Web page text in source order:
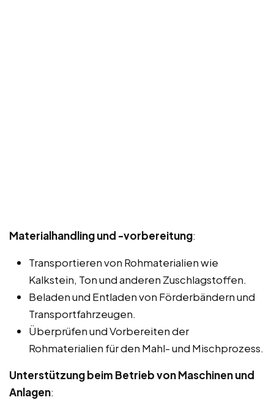
Materialhandling und -vorbereitung:
Transportieren von Rohmaterialien wie
Kalkstein, Ton und anderen Zuschlagstoffen.
Beladen und Entladen von Förderbändern und
Transportfahrzeugen.
Überprüfen und Vorbereiten der
Rohmaterialien für den Mahl- und Mischprozess.
Unterstützung beim Betrieb von Maschinen und
Anlagen: